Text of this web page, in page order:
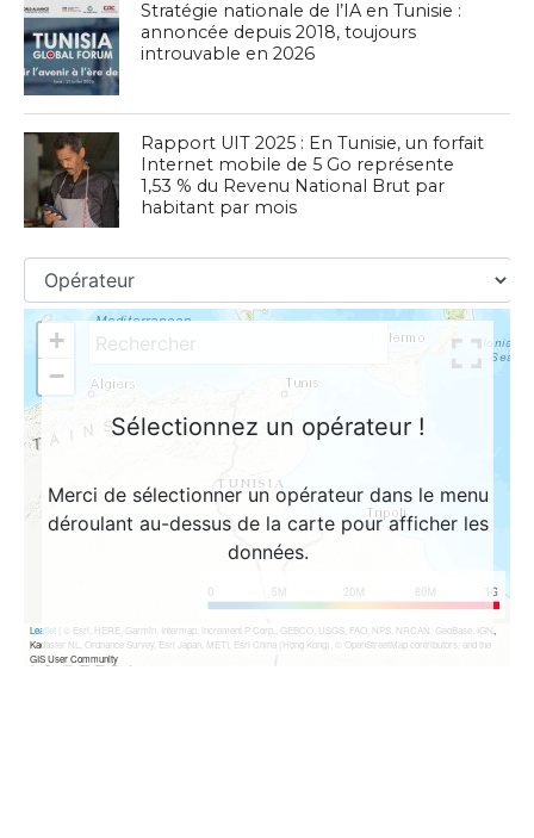
Stratégie nationale de l’IA en Tunisie :
annoncée depuis 2018, toujours
introuvable en 2026
Rapport UIT 2025 : En Tunisie, un forfait
Internet mobile de 5 Go représente
1,53 % du Revenu National Brut par
habitant par mois